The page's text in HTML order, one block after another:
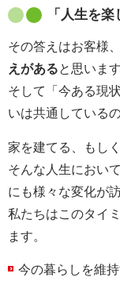
「人生を楽
その答えはお客様
えがあると思います
そして「今ある現
いは共通している
家を建てる、もし
そんな人生におい
にも様々な変化が
私たちはこのタイ
ます。
今の暮らしを維